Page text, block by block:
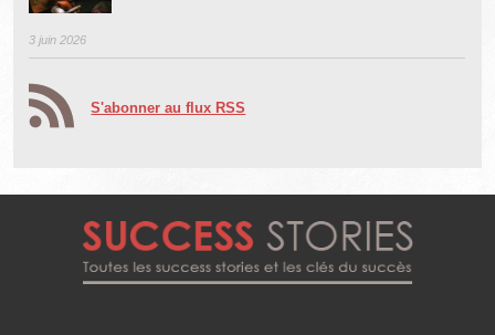
3 juin 2026
S'abonner au flux RSS